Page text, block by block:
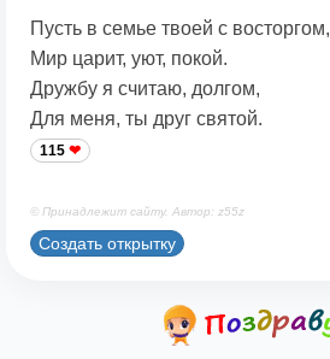
Пусть в семье твоей с восторгом,
Мир царит, уют, покой.
Дружбу я считаю, долгом,
Для меня, ты друг святой.
115
© Принадлежит сайту. Автор: z55z
Создать открытку